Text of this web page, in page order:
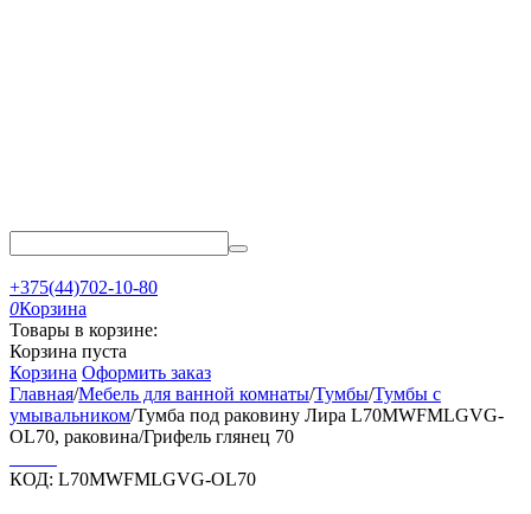
+375(44)702-10-80
0Корзина
Товары в корзине:
Корзина пуста
Корзина Оформить заказ
Главная/Мебель для ванной комнаты/Тумбы/Тумбы с
умывальником/Тумба под раковину Лира L70MWFMLGVG-
OL70, раковина/Грифель глянец 70
КОД: L70MWFMLGVG-OL70